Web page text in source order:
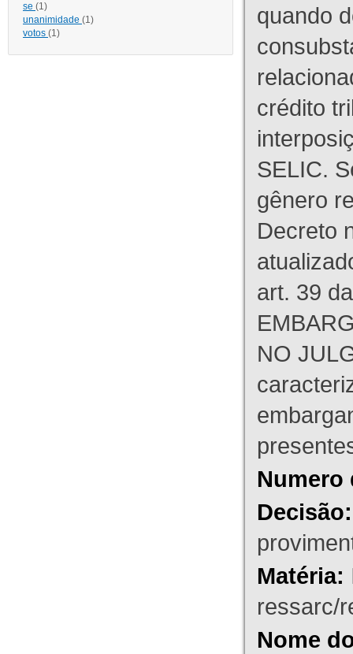
se (1)
unanimidade (1)
votos (1)
quando
crédito
SELIC.
gênero
Decreto
art. 39
NO
Numero
Decisão:
Matéria:
ressarc/
Nome